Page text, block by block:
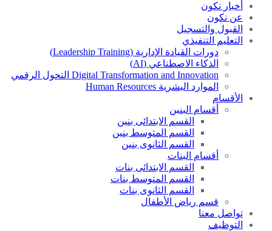
أخبار نكون
عن نكون
القبول والتسجيل
التعليم التنفيذي
دورات القيادة الإدارية (Leadership Training)
الذكاء الاصطناعي (AI)
Digital Transformation and Innovation التحول الرقمي
الموارد البشرية Human Resources
الأقسام
أقسام البنين
القسم الابتدائى بنين
القسم المتوسط بنين
القسم الثانوى بنين
أقسام البنات
القسم الابتدائى بنات
القسم المتوسط بنات
القسم الثانوى بنات
قسم رياض الأطفال
تواصل معنا
التوظيف